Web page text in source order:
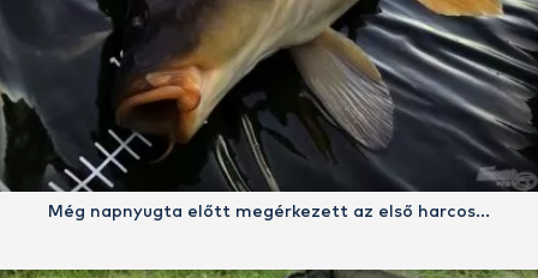
Még napnyugta előtt megérkezett az első harcos…